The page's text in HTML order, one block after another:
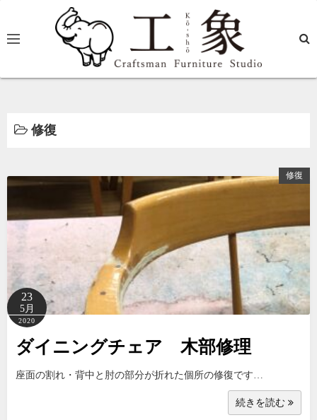
テ
ツ
プ
修復
修復
23
5月
2020
ダイニングチェア 木部修理
座面の割れ・背中と肘の部分が折れた個所の修復です…
続きを読む